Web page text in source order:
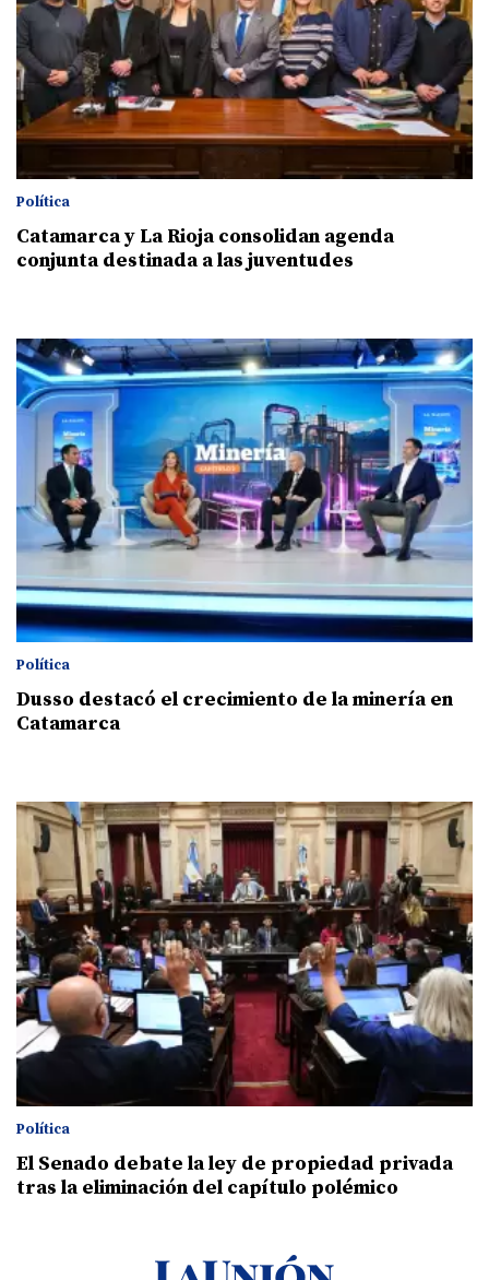
Política
Catamarca y La Rioja consolidan agenda
conjunta destinada a las juventudes
Política
Dusso destacó el crecimiento de la minería en
Catamarca
Política
El Senado debate la ley de propiedad privada
tras la eliminación del capítulo polémico